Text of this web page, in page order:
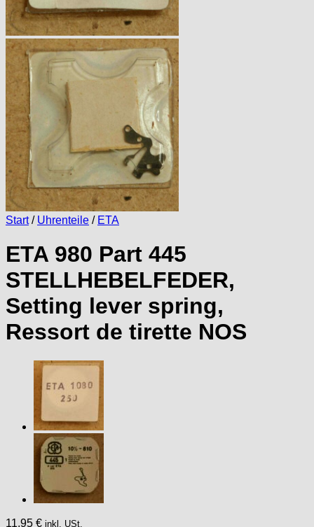
Start / Uhrenteile / ETA
ETA 980 Part 445
STELLHEBELFEDER,
Setting lever spring,
Ressort de tirette NOS
11,95 € inkl. USt.